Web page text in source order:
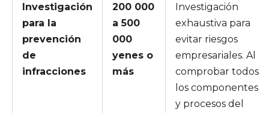
Investigación
para la
prevención
de
infracciones
200 000
a 500
000
yenes o
más
Investigación
exhaustiva para
evitar riesgos
empresariales. Al
comprobar todos
los componentes
y procesos del